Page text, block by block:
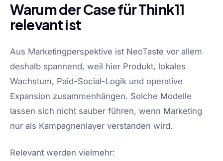
Warum der Case für Think11
relevant ist
Aus Marketingperspektive ist NeoTaste vor allem
deshalb spannend, weil hier Produkt, lokales
Wachstum, Paid-Social-Logik und operative
Expansion zusammenhängen. Solche Modelle
lassen sich nicht sauber führen, wenn Marketing
nur als Kampagnenlayer verstanden wird.
Relevant werden vielmehr: